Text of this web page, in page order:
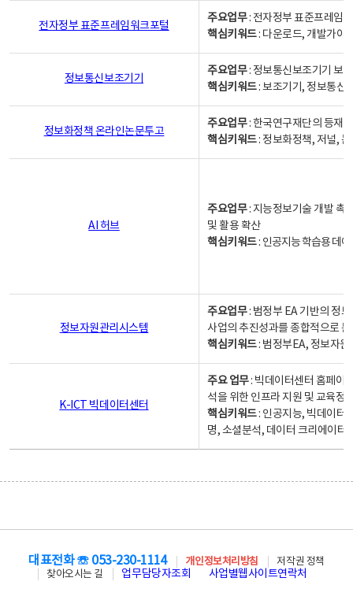
전자정부 표준프레임워크포털
주요업무: 전자정부 표준프레임
핵심키워드: 다운로드, 개발가이
정보통신보조기기
주요업무: 정보통신보조기기 보
핵심키워드: 보조기기, 정보통신
정보화정책 온라인논문투고
주요업무: 한국연구재단의 등재
핵심키워드: 정보화정책, 저널,
AI 허브
주요업무: 지능정보기술 개발 촉
및 활용 확산
핵심키워드: 인공지능 학습용 데
정보자원관리시스템
주요업무: 범정부 EA 기반의 정
사업의 추진성과를 종합적으로
핵심키워드: 범정부EA, 정보자
K-ICT 빅데이터센터
주요 업무: 빅데이터센터 홈페이
석을 위한 인프라 지원 및 교육정
핵심키워드: 인공지능, 빅데이터,
명, 소셜분석, 데이터 크리에이터
대표전화 ☏ 053-230-1114 개인정보처리방침
저작권 정책
찾아오시는 길
업무담당자조회 사업별웹사이트연락처